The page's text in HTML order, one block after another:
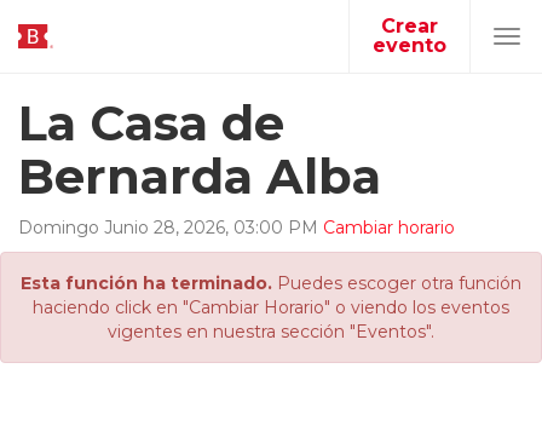
Crear
evento
La Casa de
Bernarda Alba
Domingo Junio 28, 2026, 03:00 PM Cambiar horario
Esta función ha terminado. Puedes escoger otra función
haciendo click en "Cambiar Horario" o viendo los eventos
vigentes en nuestra sección "Eventos".